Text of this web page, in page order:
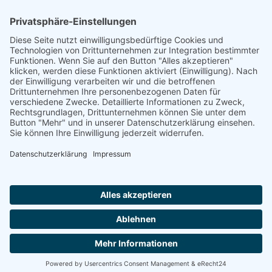
Footer
Cookie-Einstellungen Datenschutz
Impressum
intern
by